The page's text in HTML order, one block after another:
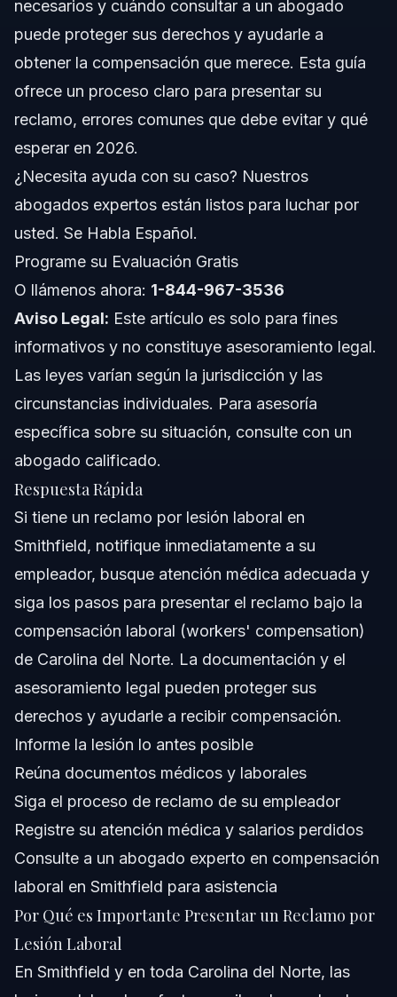
Cronograma: Qué Sucede Después de Presentar
su Reclamo
Costos y Honorarios que Afectan su Reclamo
Errores Comunes que Debe Evitar en su Reclamo
Laboral en NC y FL
Notas de Carolina del Norte
Conceptos Generales a Nivel Nacional (Solo
Generalidades - Las Reglas Varían)
Cuándo Llamar a un Abogado de Inmediato
Sobre Vasquez Law Firm
Confianza y Experiencia del Abogado
Preguntas Frecuentes
¿Cuánto puede recibir de compensación por una lesión
en el trabajo?
¿Cuáles son los tres tipos de lesiones laborales?
¿Cómo presentar un reclamo de compensación laboral
laboral?
¿Cuánto tiempo tengo para presentar un reclamo por
lesión laboral en Carolina del Norte?
¿Puedo recibir beneficios si tuve culpa parcial en la
lesión?
¿Qué tipos de lesiones cubre la compensación laboral?
Fuentes y Referencias
necesarios y cuándo consultar a un abogado
puede proteger sus derechos y ayudarle a
obtener la compensación que merece. Esta guía
ofrece un proceso claro para presentar su
reclamo, errores comunes que debe evitar y qué
esperar en 2026.
¿Necesita ayuda con su caso? Nuestros
abogados expertos están listos para luchar por
usted. Se Habla Español.
Programe su Evaluación Gratis
O llámenos ahora: 1-844-967-3536
Aviso Legal: Este artículo es solo para fines
informativos y no constituye asesoramiento legal.
Las leyes varían según la jurisdicción y las
circunstancias individuales. Para asesoría
específica sobre su situación, consulte con un
abogado calificado.
Respuesta Rápida
Si tiene un reclamo por lesión laboral en
Smithfield, notifique inmediatamente a su
empleador, busque atención médica adecuada y
siga los pasos para presentar el reclamo bajo la
compensación laboral (workers' compensation)
de Carolina del Norte. La documentación y el
asesoramiento legal pueden proteger sus
derechos y ayudarle a recibir compensación.
Informe la lesión lo antes posible
Reúna documentos médicos y laborales
Siga el proceso de reclamo de su empleador
Registre su atención médica y salarios perdidos
Consulte a un abogado experto en compensación
laboral en Smithfield para asistencia
Por Qué es Importante Presentar un Reclamo por
Lesión Laboral
En Smithfield y en toda Carolina del Norte, las